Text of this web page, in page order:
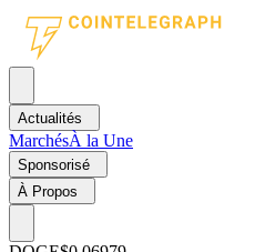
Actualités
MarchésÀ la Une
Sponsorisé
À Propos